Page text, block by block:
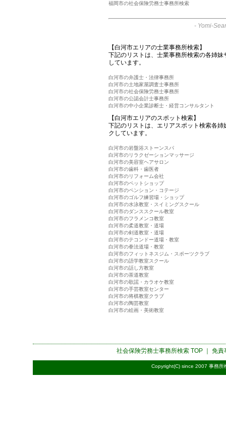
福岡市の社会保険労務士事務所検索
- Yomi-
【白河市エリアの士業事務所検索】
下記のリストは、士業事務所検索の各姉
しています。
白河市の弁護士・法律事務所
白河市の土地家屋調査士事務所
白河市の社会保険労務士事務所
白河市の公認会計士事務所
白河市の中小企業診断士・経営コンサルタント
【白河市エリアのスポット検索】
下記のリストは、エリアスポット検索各
クしています。
白河市の岩盤浴ストーンスパ
白河市のリラクゼーションマッサージ
白河市の美容室ヘアサロン
白河市の歯科・歯医者
白河市のリフォーム会社
白河市のペットショップ
白河市のペンション・コテージ
白河市のゴルフ練習場・ショップ
白河市の水泳教室・スイミングスクール
白河市のダンススクール教室
白河市のフラメンコ教室
白河市の柔道教室・道場
白河市の剣道教室・道場
白河市のテコンドー道場・教室
白河市の拳法道場・教室
白河市のフィットネスジム・スポーツクラブ
白河市の語学教室スクール
白河市の話し方教室
白河市の茶道教室
白河市の歌謡・カラオケ教室
白河市の手芸教室センター
白河市の将棋教室クラブ
白河市の陶芸教室
白河市の絵画・美術教室
社会保険労務士事務所検索TOP ｜ 免責
Copyright(C) since 2007 事務所